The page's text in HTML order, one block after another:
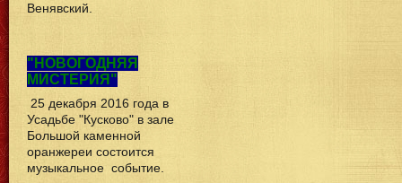
Венявский.
"НОВОГОДНЯЯ
МИСТЕРИЯ"
25 декабря 2016 года в
Усадьбе "Кусково" в зале
Большой каменной
оранжереи состоится
музыкальное событие.